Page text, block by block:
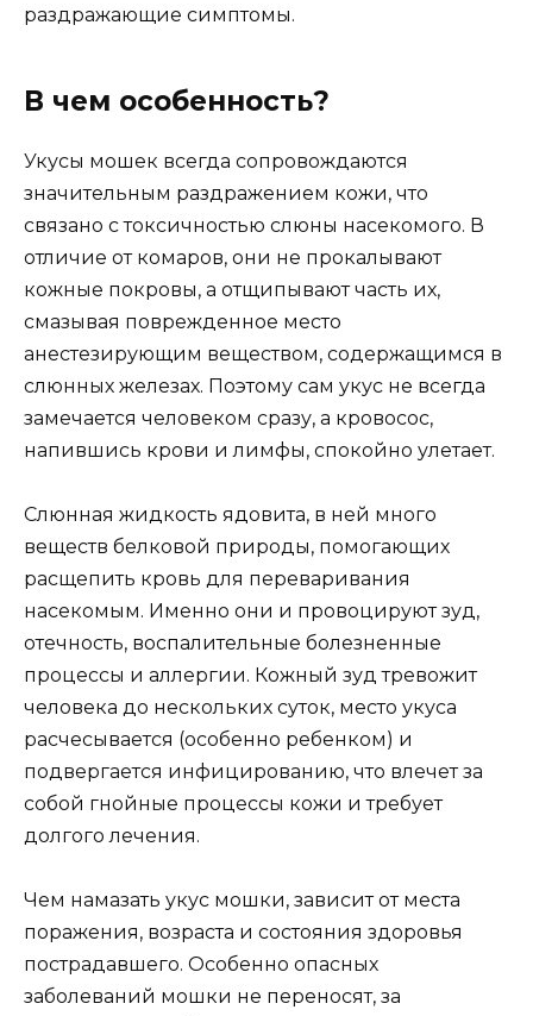
раздражающие симптомы.
В чем особенность?
Укусы мошек всегда сопровождаются
значительным раздражением кожи, что
связано с токсичностью слюны насекомого. В
отличие от комаров, они не прокалывают
кожные покровы, а отщипывают часть их,
смазывая поврежденное место
анестезирующим веществом, содержащимся в
слюнных железах. Поэтому сам укус не всегда
замечается человеком сразу, а кровосос,
напившись крови и лимфы, спокойно улетает.
Слюнная жидкость ядовита, в ней много
веществ белковой природы, помогающих
расщепить кровь для переваривания
насекомым. Именно они и провоцируют зуд,
отечность, воспалительные болезненные
процессы и аллергии. Кожный зуд тревожит
человека до нескольких суток, место укуса
расчесывается (особенно ребенком) и
подвергается инфицированию, что влечет за
собой гнойные процессы кожи и требует
долгого лечения.
Чем намазать укус мошки, зависит от места
поражения, возраста и состояния здоровья
пострадавшего. Особенно опасных
заболеваний мошки не переносят, за